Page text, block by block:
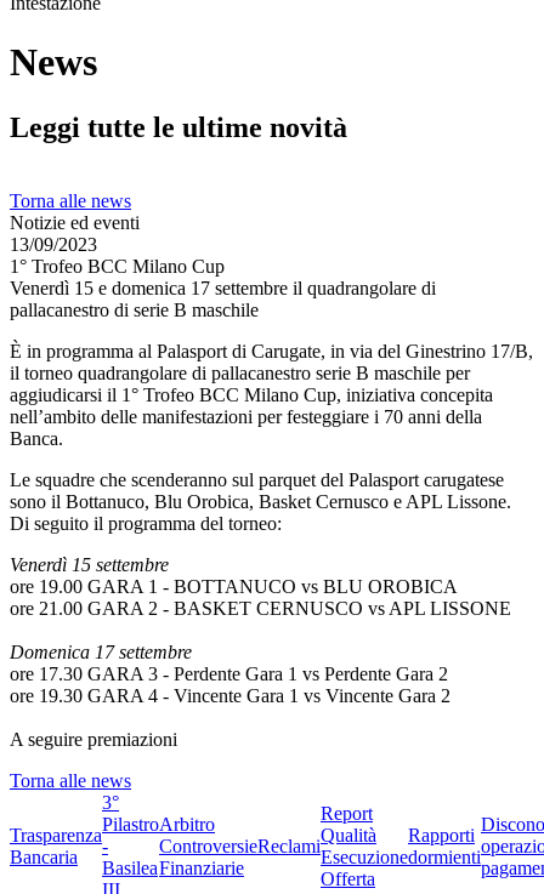
News
Leggi tutte le ultime novità
Torna alle news
Notizie ed eventi
13/09/2023
1° Trofeo BCC Milano Cup
Venerdì 15 e domenica 17 settembre il quadrangolare di
pallacanestro di serie B maschile
È in programma al Palasport di Carugate, in via del Ginestrino 17/B,
il torneo quadrangolare di pallacanestro serie B maschile per
aggiudicarsi il 1° Trofeo BCC Milano Cup, iniziativa concepita
nell’ambito delle manifestazioni per festeggiare i 70 anni della
Banca.
Le squadre che scenderanno sul parquet del Palasport carugatese
sono il Bottanuco, Blu Orobica, Basket Cernusco e APL Lissone.
Di seguito il programma del torneo:
Venerdì 15 settembre
ore 19.00 GARA 1 - BOTTANUCO vs BLU OROBICA
ore 21.00 GARA 2 - BASKET CERNUSCO vs APL LISSONE
Domenica 17 settembre
ore 17.30 GARA 3 - Perdente Gara 1 vs Perdente Gara 2
ore 19.30 GARA 4 - Vincente Gara 1 vs Vincente Gara 2
A seguire premiazioni
Torna alle news
Trasparenza
Bancaria
3°
Pilastro
-
Basilea
III
Arbitro
Controversie
Finanziarie
Reclami
Report
Qualità
Esecuzione
Offerta
Rapporti
dormienti